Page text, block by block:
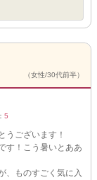
（女性/30代前半）
5
うございます！
す！こう暑いとああ
、ものすごく気に入